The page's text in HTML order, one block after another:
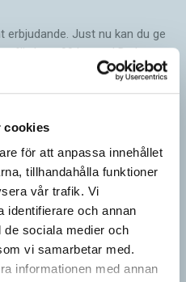
cookies
för att anpassa innehållet
tillhandahålla funktioner
vår trafik. Vi
identifierare och annan
de sociala medier och
vi samarbetar med.
informationen med annan
Just nu kan du ge
för bara 99 kronor! Du kan